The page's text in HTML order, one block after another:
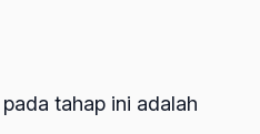
tahap ini adalah